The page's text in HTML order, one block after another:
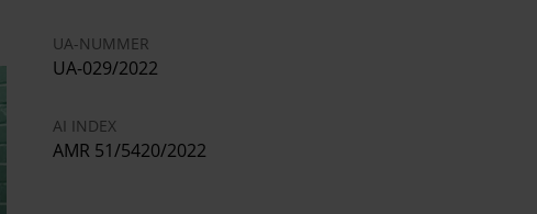
UA-NUMMER
UA-029/2022
AI INDEX
AMR 51/5420/2022